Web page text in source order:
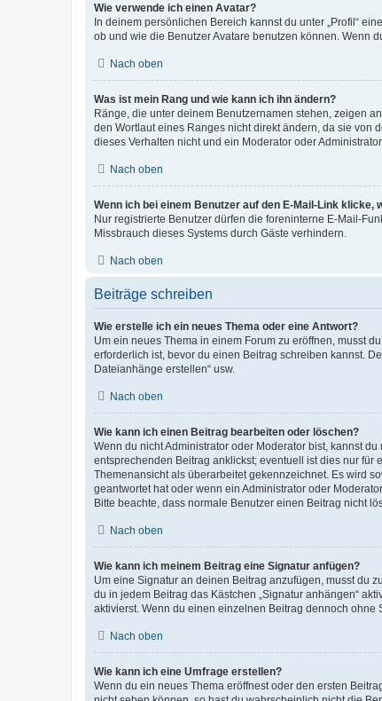
Wie verwende ich einen Avatar?
In deinem persönlichen Bereich kannst du unter „Profil“
ob und wie die Benutzer Avatare benutzen können. Wenn
Nach oben
Was ist mein Rang und wie kann ich ihn ändern?
Ränge, die unter deinem Benutzernamen stehen, zeigen
den Wortlaut eines Ranges nicht direkt ändern, da sie
dieses Verhalten nicht und ein Moderator oder
Nach oben
Wenn ich bei einem Benutzer auf den E-Mail-Link
Nur registrierte Benutzer dürfen die foreninterne E-Mail-
Missbrauch dieses Systems durch Gäste verhindern.
Nach oben
Beiträge schreiben
Wie erstelle ich ein neues Thema oder eine Antwort?
Um ein neues Thema in einem Forum zu eröffnen, musst
erforderlich ist, bevor du einen Beitrag schreiben kannst.
Dateianhänge erstellen“ usw.
Nach oben
Wie kann ich einen Beitrag bearbeiten oder löschen?
Wenn du nicht Administrator oder Moderator bist, kannst
entsprechenden Beitrag anklickst; eventuell ist dies nur
Themenansicht als überarbeitet gekennzeichnet. Es wird
geantwortet hat oder wenn ein Administrator oder
Bitte beachte, dass normale Benutzer einen Beitrag nicht
Nach oben
Wie kann ich meinem Beitrag eine Signatur anfügen?
Um eine Signatur an deinen Beitrag anzufügen, musst du
du in jedem Beitrag das Kästchen „Signatur anhängen“
aktivierst. Wenn du einen einzelnen Beitrag dennoch ohne
Nach oben
Wie kann ich eine Umfrage erstellen?
Wenn du ein neues Thema eröffnest oder den ersten